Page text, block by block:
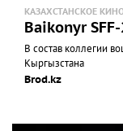
КАЗАХСТАНСКОЕ
Baikonyr
В состав коллегии
Кыргызстана
Brod.kz